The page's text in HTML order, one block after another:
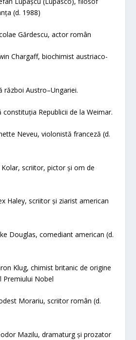
(d. 1988)
Gărdescu, actor român
Chargaff, biochimist austriaco-
război Austro–Ungariei.
constituția Republicii de la Weimar.
Neveu, violonistă franceză (d.
Kolar, scriitor, pictor și om de
Haley, scriitor și ziarist american
Douglas, comediant american (d.
Klug, chimist britanic de origine
Premiului Nobel
Morariu, scriitor român (d.
Mazilu, dramaturg și prozator